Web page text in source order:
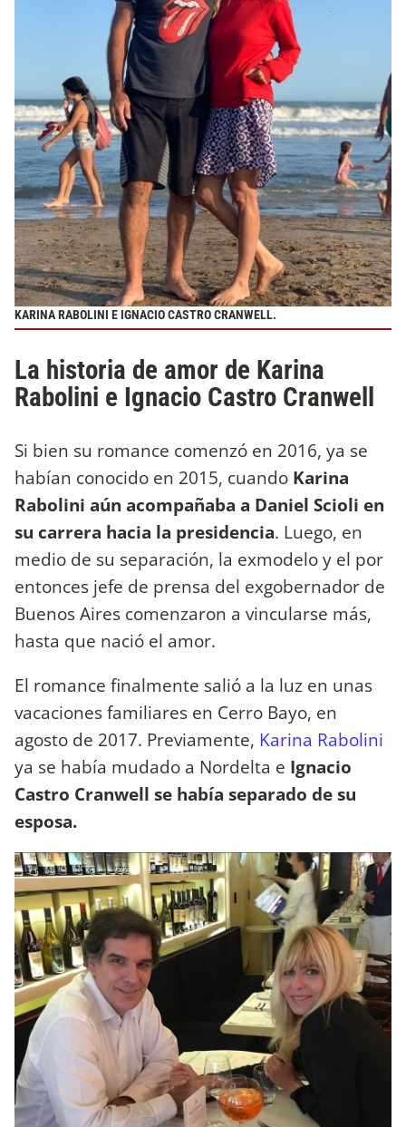
KARINA RABOLINI E IGNACIO CASTRO CRANWELL.
La historia de amor de Karina
Rabolini e Ignacio Castro Cranwell
Si bien su romance comenzó en 2016, ya se
habían conocido en 2015, cuando Karina
Rabolini aún acompañaba a Daniel Scioli en
su carrera hacia la presidencia. Luego, en
medio de su separación, la exmodelo y el por
entonces jefe de prensa del exgobernador de
Buenos Aires comenzaron a vincularse más,
hasta que nació el amor.
El romance finalmente salió a la luz en unas
vacaciones familiares en Cerro Bayo, en
agosto de 2017. Previamente, Karina Rabolini
ya se había mudado a Nordelta e Ignacio
Castro Cranwell se había separado de su
esposa.